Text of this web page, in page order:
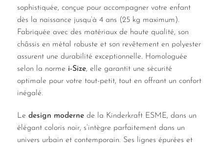
sophistiquée, conçue pour accompagner votre enfant
dès la naissance jusqu’à 4 ans (25 kg maximum).
Fabriquée avec des matériaux de haute qualité, son
châssis en métal robuste et son revêtement en polyester
assurent une durabilité exceptionnelle. Homologuée
selon la norme i-Size, elle garantit une sécurité
optimale pour votre tout-petit, tout en offrant un confort
inégalé.
Le design moderne de la Kinderkraft ESME, dans un
élégant coloris noir, s’intègre parfaitement dans un
univers urbain et contemporain. Ses lignes épurées et